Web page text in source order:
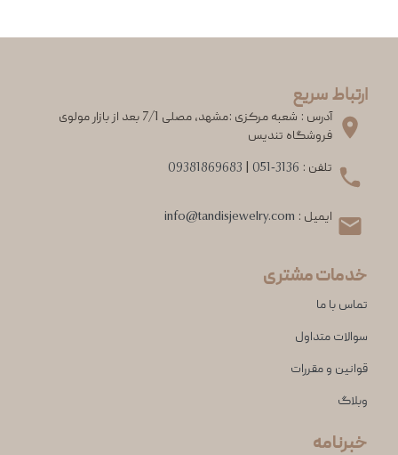
ارتباط سریع
آدرس : شعبه مرکزی :مشهد، مصلی 7/1 بعد از بازار مولوی
فروشگاه تندیس
تلفن : 051-3136
09381869683
ایمیل : info@tandisjewelry.com
خدمات مشتری
تماس با ما
سوالات متداول
قوانین و مقررات
وبلاگ
خبرنامه